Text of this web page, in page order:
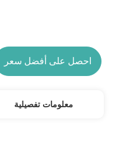
احصل على أفضل سعر
معلومات تفصيلية